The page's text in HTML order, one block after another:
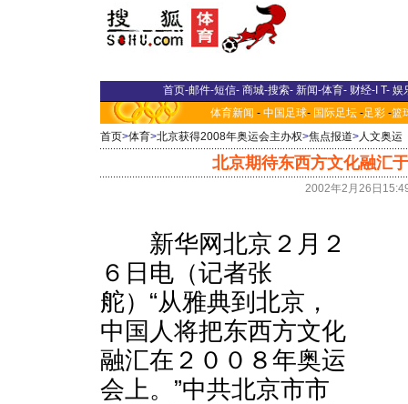
首页-邮件-短信- 商城-搜索- 新闻-体育- 财经-I T- 娱
体育新闻 - 中国足球- 国际足坛 -足彩 -篮
首页>体育>北京获得2008年奥运会主办权>焦点报道>人文奥运
北京期待东西方文化融汇
2002年2月26日
新华网北京２月２
６日电（记者张
舵）“从雅典到北京，
中国人将把东西方文化
融汇在２００８年奥运
会上。”中共北京市市